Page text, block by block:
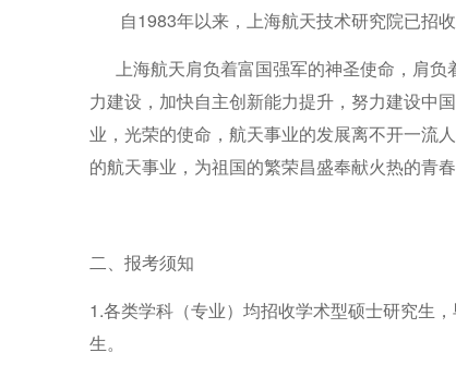
自1983年以来，上海航天技术研究院已招收
上海航天肩负着富国强军的神圣使命，肩负
力建设，加快自主创新能力提升，努力建设中
业，光荣的使命，航天事业的发展离不开一
的航天事业，为祖国的繁荣昌盛奉献火热的青春
二、报考须知
1.各类学科（专业）均招收学术型硕士研究生
生。